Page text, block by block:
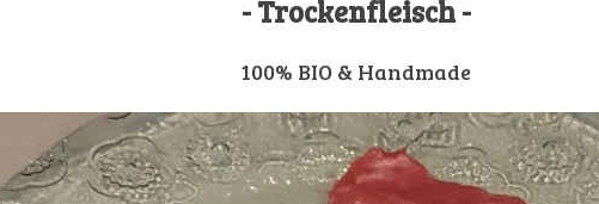
- Trockenfleisch -
100% BIO & Handmade